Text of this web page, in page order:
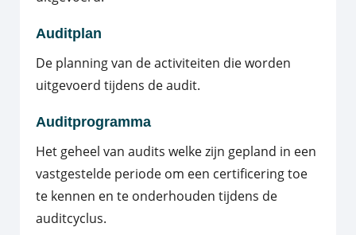
Auditplan
De planning van de activiteiten die worden
uitgevoerd tijdens de audit.
Auditprogramma
Het geheel van audits welke zijn gepland in een
vastgestelde periode om een certificering toe
te kennen en te onderhouden tijdens de
auditcyclus.